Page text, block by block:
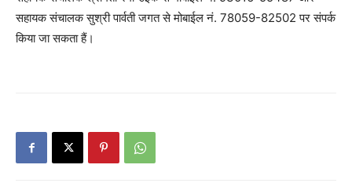
सहायक संचालक सुश्री पार्वती जगत से मोबाईल नं. 78059-82502 पर संपर्क
किया जा सकता हैं।